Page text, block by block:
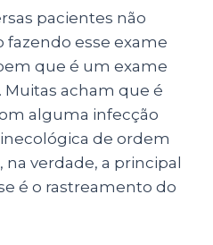
pacientes não
fazendo esse exame
que é um exame
Muitas acham que é
alguma infecção
de ordem
verdade, a principal
é o rastreamento do